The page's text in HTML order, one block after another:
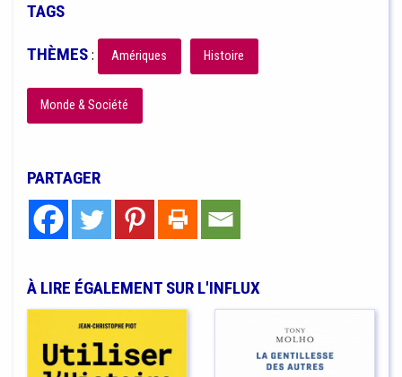
TAGS
THÈMES: Amériques Histoire
Monde & Société
PARTAGER
À LIRE ÉGALEMENT SUR L'INFLUX